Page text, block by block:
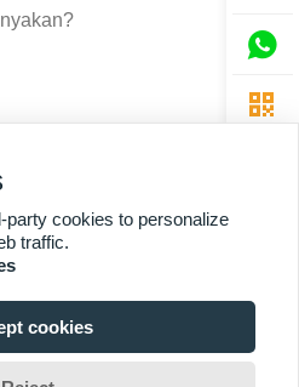
Rahasia pribadi
Environmental Technology Co.


party cookies to personalize
traffic.
cookies